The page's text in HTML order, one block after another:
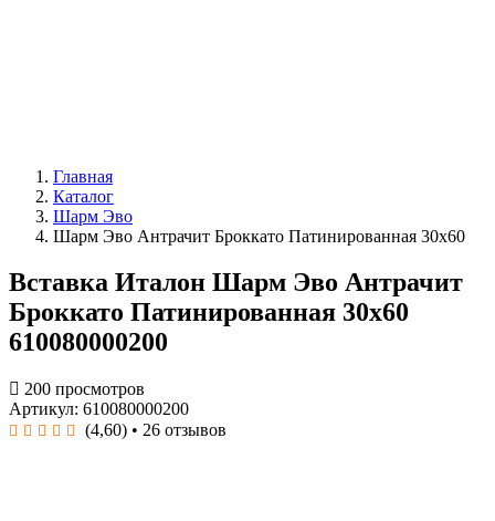
Главная
Каталог
Шарм Эво
Шарм Эво Антрачит Броккато Патинированная 30x60
Вставка Италон Шарм Эво Антрачит
Броккато Патинированная 30x60
610080000200
200 просмотров
Артикул: 610080000200
(4,60) • 26 отзывов